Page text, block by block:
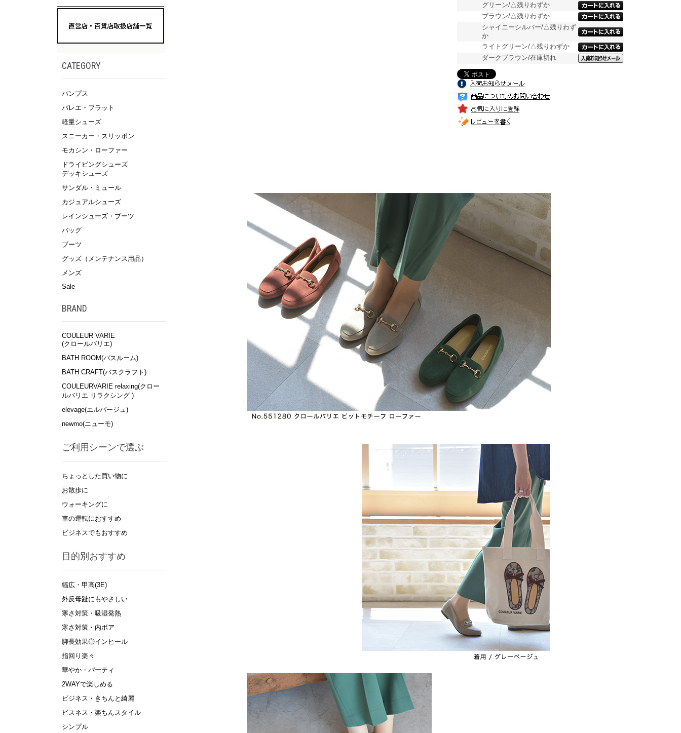
CATEGORY
パンプス
バレエ・フラット
軽量シューズ
スニーカー・スリッポン
モカシン・ローファー
ドライビングシューズ
デッキシューズ
サンダル・ミュール
カジュアルシューズ
レインシューズ・ブーツ
バッグ
ブーツ
グッズ（メンテナンス用品）
メンズ
Sale
BRAND
COULEUR VARIE
(クロールバリエ)
BATH ROOM(バスルーム)
BATH CRAFT(バスクラフト)
COULEURVARIE relaxing(クロー
ルバリエ リラクシング )
elevage(エルバージュ)
newmo(ニューモ)
ご利用シーンで選ぶ
ちょっとした買い物に
お散歩に
ウォーキングに
車の運転におすすめ
ビジネスでもおすすめ
目的別おすすめ
幅広・甲高(3E)
外反母趾にもやさしい
寒さ対策・吸湿発熱
寒さ対策・内ボア
脚長効果◎インヒール
指回り楽々
華やか・パーティ
2WAYで楽しめる
ビジネス・きちんと綺麗
ビスネス・楽ちんスタイル
シンプル
グリーン/△残りわずか
ブラウン/△残りわずか
シャイニーシルバー/△残りわず
か
ライトグリーン/△残りわずか
ダークブラウン/在庫切れ